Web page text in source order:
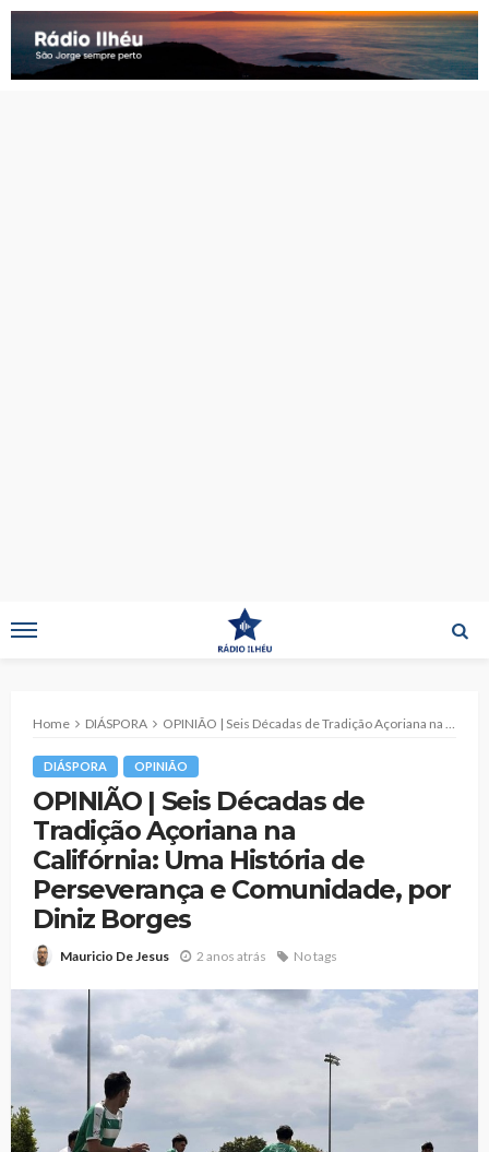
Home DIÁSPORA OPINIÃO | Seis Décadas de Tradição Açoriana na Califórnia: Uma História de Perseverança e Comunidade, por Diniz Borges
DIÁSPORA OPINIÃO
OPINIÃO | Seis Décadas de
Tradição Açoriana na
Califórnia: Uma História de
Perseverança e Comunidade, por
Diniz Borges
Mauricio De Jesus 2 anos atrás No tags